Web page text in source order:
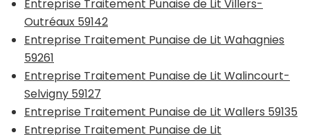
Entreprise Traitement Punaise de Lit Villers-
Outréaux 59142
Entreprise Traitement Punaise de Lit Wahagnies
59261
Entreprise Traitement Punaise de Lit Walincourt-
Selvigny 59127
Entreprise Traitement Punaise de Lit Wallers 59135
Entreprise Traitement Punaise de Lit